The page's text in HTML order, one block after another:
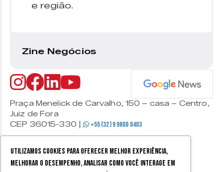
Utilizamos cookies para oferecer melhor experiência,
melhorar o desempenho, analisar como você interage em
e região.
Zine Negócios
Praça Menelick de Carvalho, 150 – casa – Centro,
Juiz de Fora
CEP 36015-330 |
+55 (32) 9 9800 8403